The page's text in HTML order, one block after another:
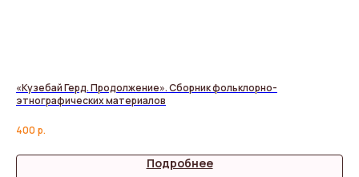
«Кузебай Герд. Продолжение». Сборник фольклорно-
этнографических материалов
400 р.
Подробнее